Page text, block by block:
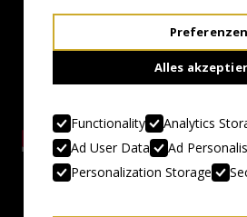
Preferenzen
Alles
Functionality Analytics
Ad User Data
Ad
Personalization Storage